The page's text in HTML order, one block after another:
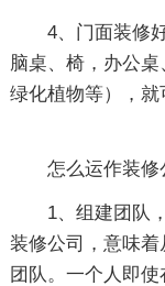
4、门面装修
脑桌、椅，办公桌
绿化植物等），就
怎么运作装修
1、组建团队
装修公司，意味
团队。一个人即